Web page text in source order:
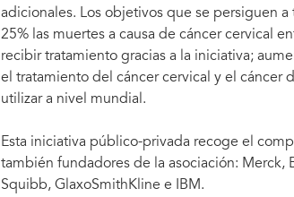
adicionales. Los objetivos que se persiguen
25% las muertes a causa de cáncer cervical
recibir tratamiento gracias a la iniciativa;
el tratamiento del cáncer cervical y el cáncer
utilizar a nivel mundial.
Esta iniciativa público-privada recoge el
también fundadores de la asociación: Merck,
Squibb, GlaxoSmithKline e IBM.